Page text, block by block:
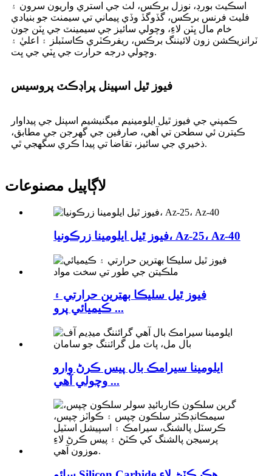
اسڪيٽ بورڊ، نوزل ​​برڪس، لٺ جي استري واريون سرون ۽
فليٽ فرنس برڪس، گڏوگڏ وڏي پيماني تي سيمنٽ جو بنيادي
خام مال ڀٽن لاءِ، وچولي سائيز جي سيمينٽ جي ڀٽن جون
ٽرانزيڪشن زون لائيننگ برڪس، ريفرڪٽري ڪاسٽبلز ۽ اعليٰ ۽
وچولي درجه حرارت جي ڀٽي جي ڀت.
فيوز ٿيل اسپينل پراڊڪٽ پروسيس
ڪمپني جي فيوز ٿيل ايلومينيم ميگنيشيم اسپنل جي پيداوار
ڪيترن ئي سطحن تي آهي، صارفين جي گهرجن جي مطابق،
ذخيري جي سائيز، تقاضا تي پيدا ڪري سگهجي ٿي.
لاڳاپيل مصنوعات
فيوز ٿيل ايلومينا زرڪونيا، Az-25، Az-40
فيوز ٿيل سليڪا بهترين حرارتي ۽
ڪيميائي پرو ...
ايلومينا سيرامڪ بال پيس ڪرڻ وارو
وچولي آهي ...